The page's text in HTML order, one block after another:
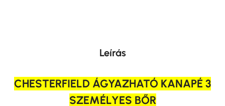
Leírás
CHESTERFIELD ÁGYAZHATÓ KANAPÉ 3
SZEMÉLYES BŐR